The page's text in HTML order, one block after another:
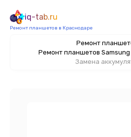
iq-tab.ru
Ремонт планшетов в Краснодаре
Ремонт
Ремонт планшетов
Замена